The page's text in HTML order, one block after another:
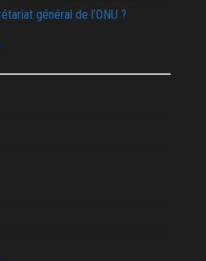
général de l’ONU ?